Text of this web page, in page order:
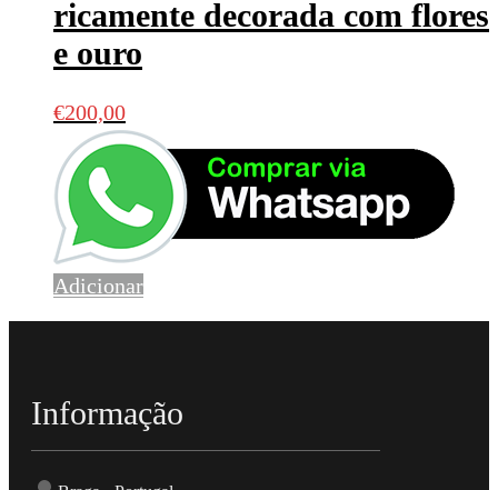
ricamente decorada com flores
e ouro
€200,00
Adicionar
Informação